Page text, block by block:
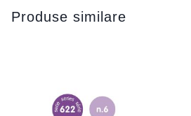
Produse similare